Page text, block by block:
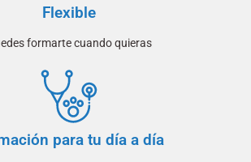
Flexible
formarte cuando quieras
para tu día a día